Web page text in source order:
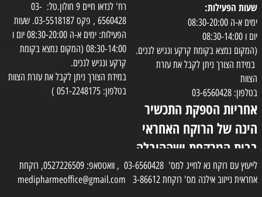
שעות הפעילות:
ימים א-ה 08:30-20:00
יום ו 08:30-14:00
(המקום נמצא בקומת קרקע ונגיש לנכים.
במידת הצורך ניתן לקבל את עזרת
הצוות
בטלפון: 03-6560428
אחריות הספקת התכשיר
הינה של הרוקח האחראי
בבית המרקחת ושההובלה
בפועל תעשה בעזרת
השליח
רח' לנדאו חיים 9 חולון.טל: 03-
6560428 , פקס 03-5518187. שעות
הפעילות: ימים א-ה 08:30-20:00 יום ו
08:30-14:00 (המקום נמצא בקומת
קרקע ונגיש לנכים.
במידת הצורך ניתן לקבל את עזרת הצוות
בטלפון: 051-2248175 )
לייעוץ עם רוקח נא לחייג למס' 03-6560428 , וואטסאפ: 0527226509, רוקחת
אחראית נייזוב אילנה מס' רוקחת 3-86612 medipharmeoffice@gmail.com